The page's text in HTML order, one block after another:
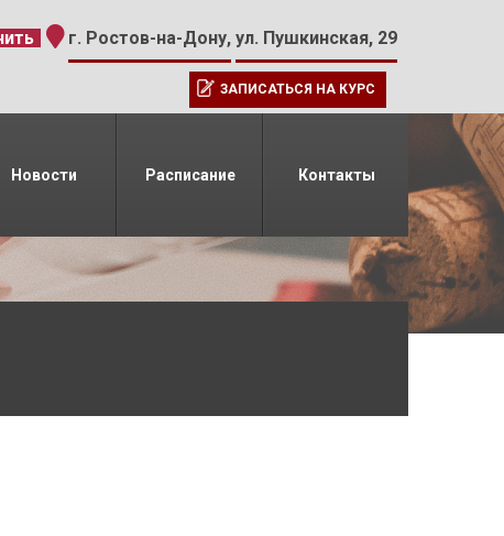
15 г. Ростов-на-Дону, ул. Пушкинская, 29
ЗАПИСАТЬСЯ НА КУРС
Новости Расписание Контакты